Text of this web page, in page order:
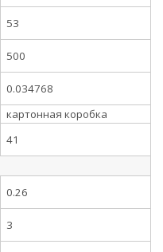
53
500
0.034768
картонная коробка
41
0.26
3